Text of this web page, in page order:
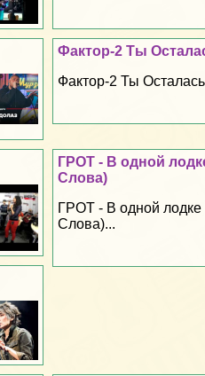
Фактор-2 Ты
Фактор-2 Ты
ГРОТ - В одной
Слова)
ГРОТ - В одной лодке
Слова)...